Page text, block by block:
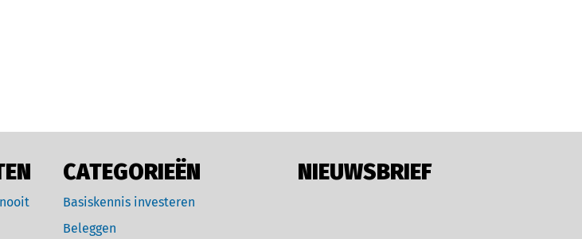
CATEGORIEËN
Basiskennis investeren
Beleggen
NIEUWSBRIEF